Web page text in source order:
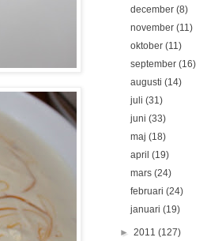
december(8)
november(11)
oktober(11)
september(16)
augusti(14)
juli(31)
juni(33)
maj(18)
april(19)
mars(24)
februari(24)
januari(19)
► 2011 (127)